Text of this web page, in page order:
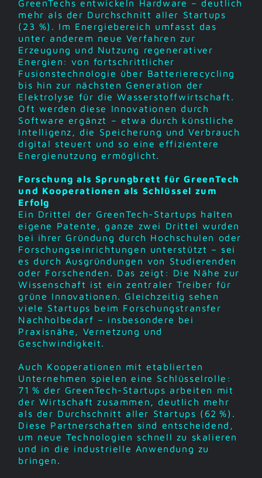
GreenTechs entwickeln Hardware – deutlich
mehr als der Durchschnitt aller Startups
(23 %). Im Energiebereich umfasst das
unter anderem neue Verfahren zur
Erzeugung und Nutzung regenerativer
Energien: von fortschrittlicher
Fusionstechnologie über Batterierecycling
bis hin zur nächsten Generation der
Elektrolyse für die Wasserstoffwirtschaft.
Oft werden diese Innovationen durch
Software ergänzt – etwa durch künstliche
Intelligenz, die Speicherung und Verbrauch
digital steuert und so eine effizientere
Energienutzung ermöglicht.
Forschung als Sprungbrett für GreenTech
und Kooperationen als Schlüssel zum
Erfolg
Ein Drittel der GreenTech-Startups halten
eigene Patente, ganze zwei Drittel wurden
bei ihrer Gründung durch Hochschulen oder
Forschungseinrichtungen unterstützt – sei
es durch Ausgründungen von Studierenden
oder Forschenden. Das zeigt: Die Nähe zur
Wissenschaft ist ein zentraler Treiber für
grüne Innovationen. Gleichzeitig sehen
viele Startups beim Forschungstransfer
Nachholbedarf – insbesondere bei
Praxisnähe, Vernetzung und
Geschwindigkeit.
Auch Kooperationen mit etablierten
Unternehmen spielen eine Schlüsselrolle:
71 % der GreenTech-Startups arbeiten mit
der Wirtschaft zusammen, deutlich mehr
als der Durchschnitt aller Startups (62 %).
Diese Partnerschaften sind entscheidend,
um neue Technologien schnell zu skalieren
und in die industrielle Anwendung zu
bringen.